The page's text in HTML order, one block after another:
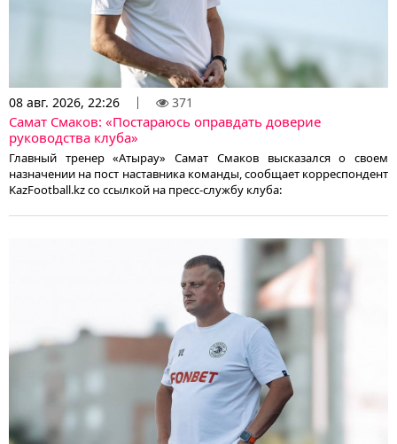
08 авг. 2026, 22:26 371
Самат Смаков: «Постараюсь оправдать доверие
руководства клуба»
Главный тренер «Атырау» Самат Смаков высказался о своем
назначении на пост наставника команды, сообщает корреспондент
KazFootball.kz со ссылкой на пресс-службу клуба: